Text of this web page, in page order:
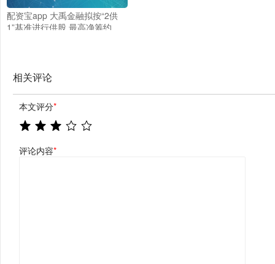
配资宝app 大禹金融拟按“2供
1”基准进行供股 最高净筹约
相关评论
本文评分*
评论内容*